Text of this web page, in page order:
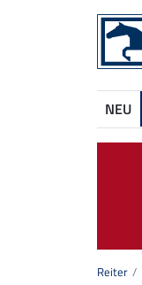
NEU
Reiter